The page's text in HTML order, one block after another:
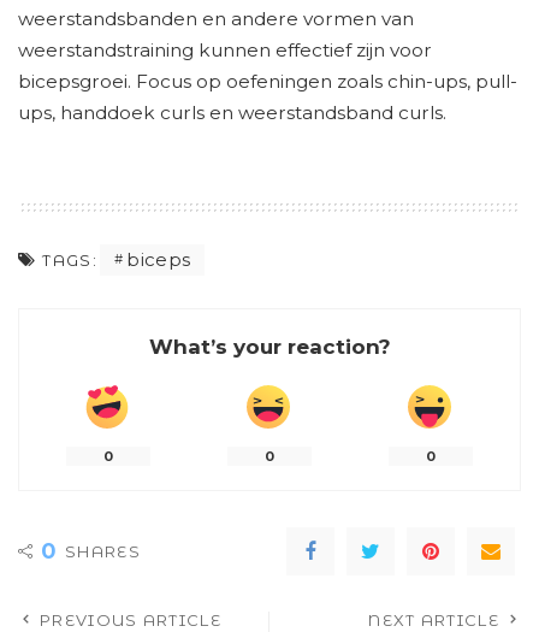
weerstandsbanden en andere vormen van
weerstandstraining kunnen effectief zijn voor
bicepsgroei. Focus op oefeningen zoals chin-ups, pull-
ups, handdoek curls en weerstandsband curls.
TAGS: biceps
What’s your reaction?
0 0 0
0 SHARES
PREVIOUS ARTICLE
NEXT ARTICLE